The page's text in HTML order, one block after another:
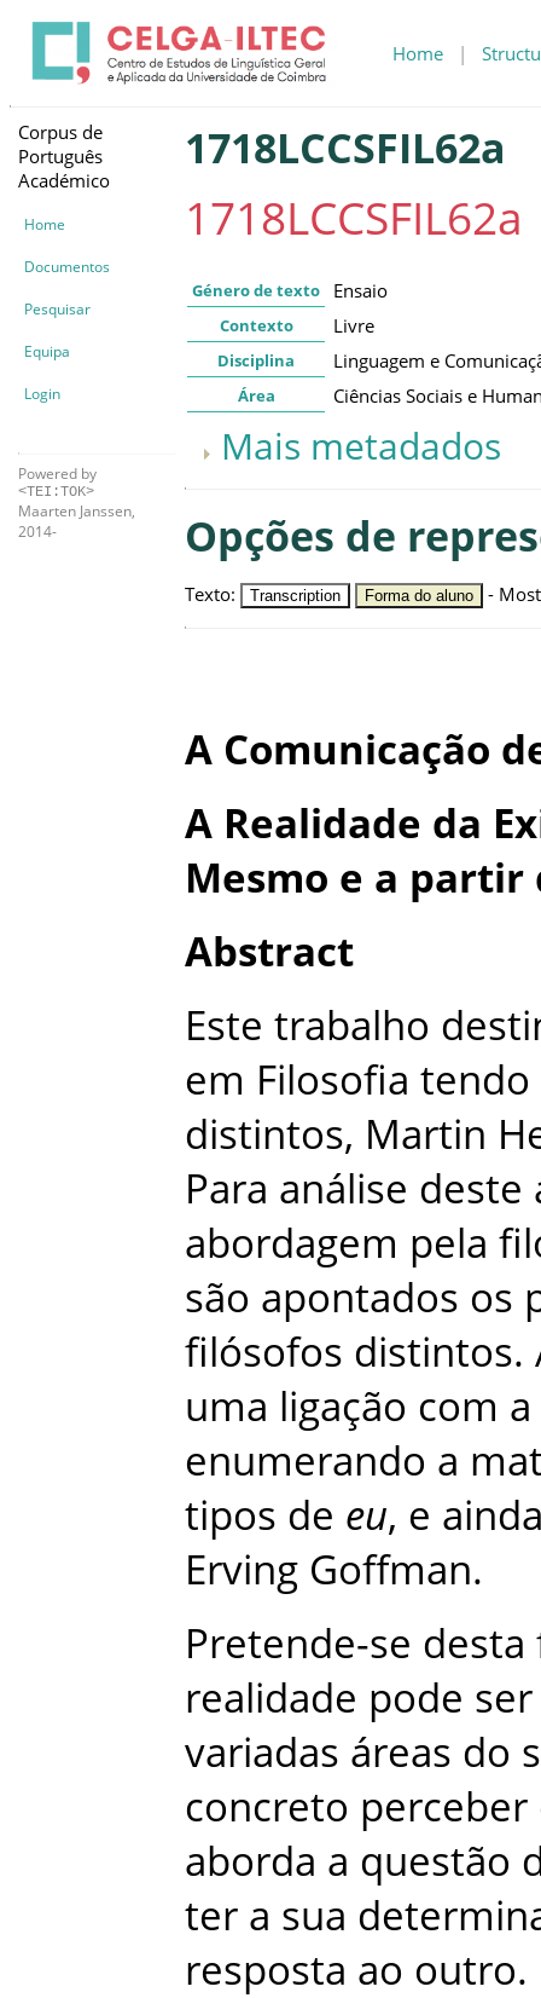
Home |
Corpus de
Português
Académico
Home
Documentos
Pesquisar
Equipa
Login
Powered by
<TEI:TOK>
Maarten Janssen,
2014-
1718LCCSFIL62a
1718LCCSFIL62a
Género de texto Ensaio
Contexto Livre
Disciplina Linguagem e
Área Ciências Sociais e
Mais metadados
Opções de
Texto: Transcription Forma do aluno -
A Comunicação
A Realidade da
Mesmo e a partir
Abstract
Este trabalho
em Filosofia tendo
distintos, Martin
Para análise deste
abordagem pela
são apontados os
filósofos distintos.
uma ligação com a
enumerando a
tipos de eu, e
Erving Goffman.
Pretende-se desta
realidade pode ser
variadas áreas do
concreto perceber
aborda a questão
ter a sua
resposta ao outro.